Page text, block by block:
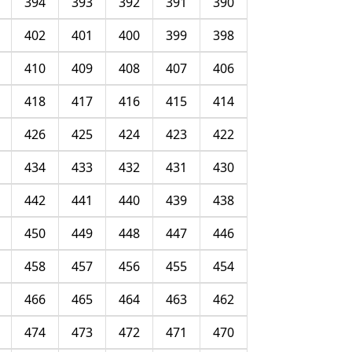
398
399
400
401
402
406
407
408
409
410
414
415
416
417
418
422
423
424
425
426
430
431
432
433
434
438
439
440
441
442
446
447
448
449
450
454
455
456
457
458
462
463
464
465
466
470
471
472
473
474